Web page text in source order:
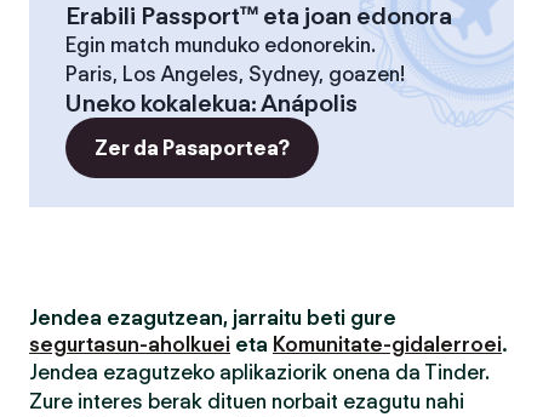
Erabili Passport™ eta joan edonora
Egin match munduko edonorekin.
Paris, Los Angeles, Sydney, goazen!
Uneko kokalekua:Anápolis
Zer da Pasaportea?
Jendea ezagutzean, jarraitu beti gure
segurtasun-aholkuei eta Komunitate-gidalerroei.
Jendea ezagutzeko aplikaziorik onena da Tinder.
Zure interes berak dituen norbait ezagutu nahi